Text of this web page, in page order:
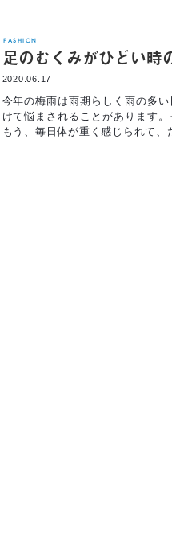
FASHION
足のむくみがひどい時
2020.06.17
今年の梅雨は雨期らしく雨の多
けて悩まされることがあります
もう、毎日体が重く感じられて